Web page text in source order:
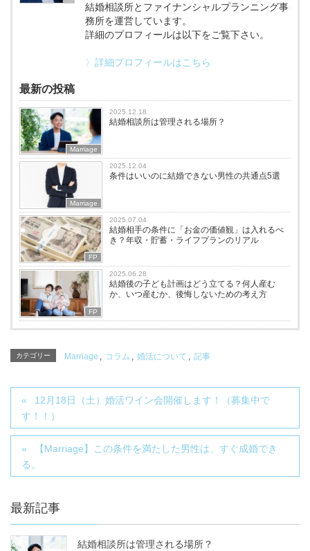
結婚相談所とファイナンシャルプランニング事
務所を運営しています。
詳細のプロフィールは以下をご覧下さい。
〉詳細プロフィールはこちら
最新の投稿
Marriage
2025.12.18
結婚相談所は管理される場所？
Marriage
2025.12.04
条件はいいのに結婚できない男性の共通点5選
FP
2025.07.04
結婚相手の条件に「お金の価値観」は入れるべ
き？年収・貯蓄・ライフプランのリアル
FP
2025.06.28
結婚後の子ども計画はどう立てる？何人産む
か、いつ産むか、後悔しないための考え方
カテゴリー Marriage コラム 婚活について 記事
12月18日（土）婚活ワイン会開催します！（募集中で
す！！）
【Marriage】この条件を満たした男性は、すぐ成婚でき
る。
最新記事
結婚相談所は管理される場所？